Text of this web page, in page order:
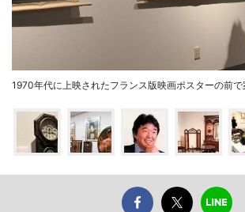
1970年代に上映されたフランス版映画ポスターの前